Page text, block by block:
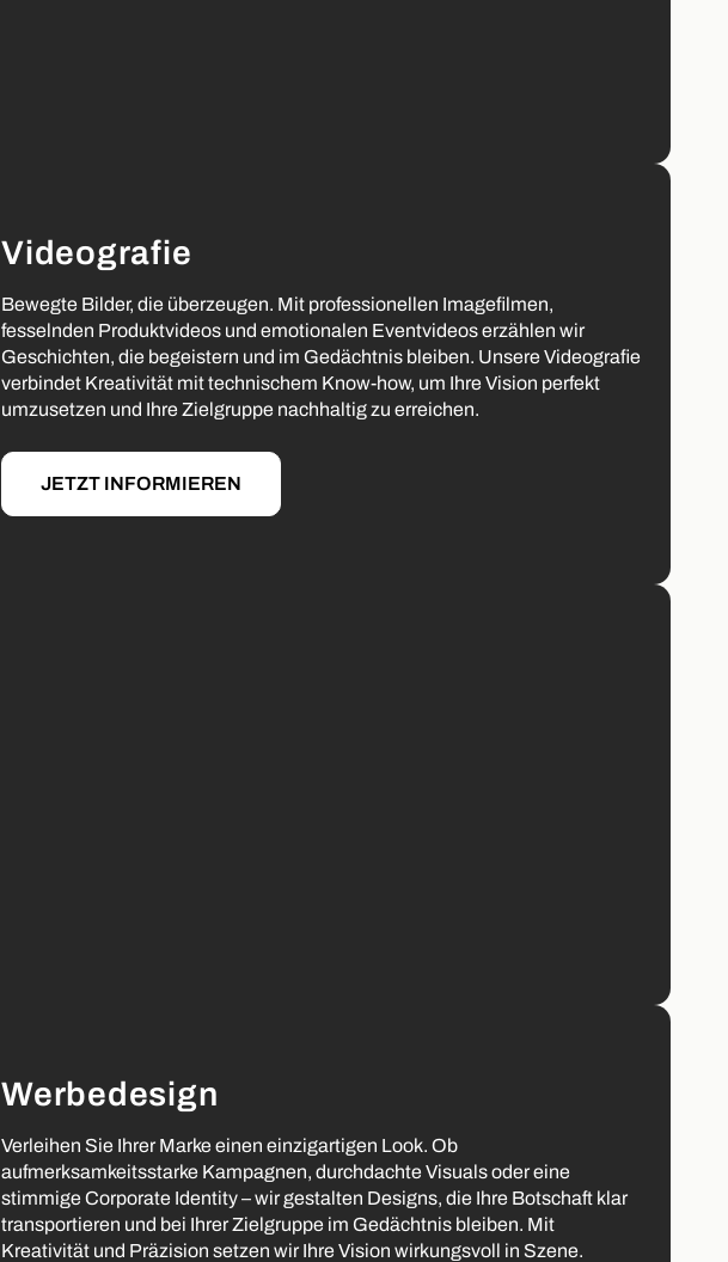
Videografie
Bewegte Bilder, die überzeugen. Mit professionellen Imagefilmen,
fesselnden Produktvideos und emotionalen Eventvideos erzählen wir
Geschichten, die begeistern und im Gedächtnis bleiben. Unsere Videografie
verbindet Kreativität mit technischem Know-how, um Ihre Vision perfekt
umzusetzen und Ihre Zielgruppe nachhaltig zu erreichen.
JETZT INFORMIEREN
Werbedesign
Verleihen Sie Ihrer Marke einen einzigartigen Look. Ob
aufmerksamkeitsstarke Kampagnen, durchdachte Visuals oder eine
stimmige Corporate Identity – wir gestalten Designs, die Ihre Botschaft klar
transportieren und bei Ihrer Zielgruppe im Gedächtnis bleiben. Mit
Kreativität und Präzision setzen wir Ihre Vision wirkungsvoll in Szene.